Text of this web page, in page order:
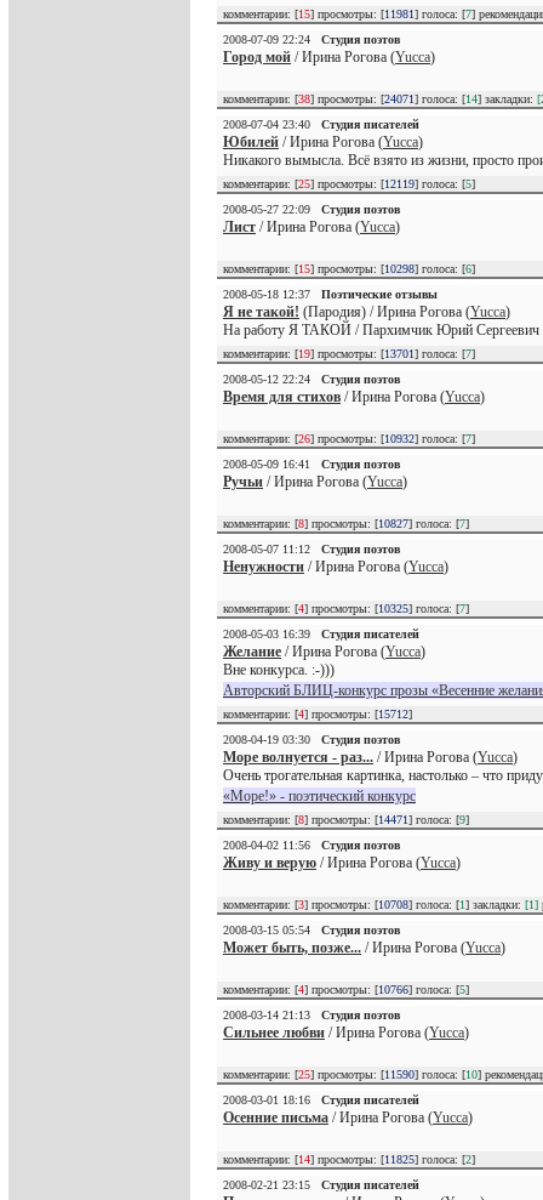
комментарии: [15] просмотры: [11981] голоса: [7]
2008-07-09 22:24
Студия поэтов
Город мой / Ирина Рогова (Yucca)
комментарии: [38] просмотры: [24071] голоса: [14] закладки:
2008-07-04 23:40
Студия писателей
Юбилей / Ирина Рогова (Yucca)
Никакого вымысла. Всё взято из жизни, просто
комментарии: [25] просмотры: [12119] голоса: [5]
2008-05-27 22:09
Студия поэтов
Лист / Ирина Рогова (Yucca)
комментарии: [15] просмотры: [10298] голоса: [6]
2008-05-18 12:37
Поэтические отзывы
Я не такой! (Пародия) / Ирина Рогова (Yucca)
На работу Я ТАКОЙ / Пархимчик Юрий Сергеевич
комментарии: [19] просмотры: [13701] голоса: [7]
2008-05-12 22:24
Студия поэтов
Время для стихов / Ирина Рогова (Yucca)
комментарии: [26] просмотры: [10932] голоса: [7]
2008-05-09 16:41
Студия поэтов
Ручьи / Ирина Рогова (Yucca)
комментарии: [8] просмотры: [10827] голоса: [7]
2008-05-07 11:12
Студия поэтов
Ненужности / Ирина Рогова (Yucca)
комментарии: [4] просмотры: [10325] голоса: [7]
2008-05-03 16:39
Студия писателей
Желание / Ирина Рогова (Yucca)
Вне конкурса. :-)))
Авторский БЛИЦ-конкурс прозы «Весенние
комментарии: [4] просмотры: [15712]
2008-04-19 03:30
Студия поэтов
Море волнуется - раз... / Ирина Рогова (Yucca)
Очень трогательная картинка, настолько – что
«Море!» - поэтический конкурс
комментарии: [8] просмотры: [14471] голоса: [9]
2008-04-02 11:56
Студия поэтов
Живу и верую / Ирина Рогова (Yucca)
комментарии: [3] просмотры: [10708] голоса: [1] закладки: [1]
2008-03-15 05:54
Студия поэтов
Может быть, позже... / Ирина Рогова (Yucca)
комментарии: [4] просмотры: [10766] голоса: [5]
2008-03-14 21:13
Студия поэтов
Сильнее любви / Ирина Рогова (Yucca)
комментарии: [25] просмотры: [11590] голоса: [10]
2008-03-01 18:16
Студия писателей
Осенние письма / Ирина Рогова (Yucca)
комментарии: [14] просмотры: [11825] голоса: [2]
2008-02-21 23:15
Студия писателей